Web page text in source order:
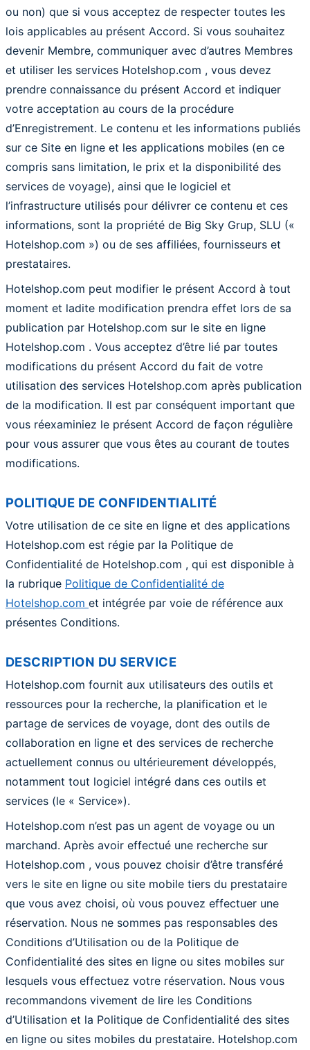
ou non) que si vous acceptez de respecter toutes les
lois applicables au présent Accord. Si vous souhaitez
devenir Membre, communiquer avec d’autres Membres
et utiliser les services Hotelshop.com , vous devez
prendre connaissance du présent Accord et indiquer
votre acceptation au cours de la procédure
d’Enregistrement. Le contenu et les informations publiés
sur ce Site en ligne et les applications mobiles (en ce
compris sans limitation, le prix et la disponibilité des
services de voyage), ainsi que le logiciel et
l’infrastructure utilisés pour délivrer ce contenu et ces
informations, sont la propriété de Big Sky Grup, SLU («
Hotelshop.com ») ou de ses affiliées, fournisseurs et
prestataires.
Hotelshop.com peut modifier le présent Accord à tout
moment et ladite modification prendra effet lors de sa
publication par Hotelshop.com sur le site en ligne
Hotelshop.com . Vous acceptez d’être lié par toutes
modifications du présent Accord du fait de votre
utilisation des services Hotelshop.com après publication
de la modification. Il est par conséquent important que
vous réexaminiez le présent Accord de façon régulière
pour vous assurer que vous êtes au courant de toutes
modifications.
POLITIQUE DE CONFIDENTIALITÉ
Votre utilisation de ce site en ligne et des applications
Hotelshop.com est régie par la Politique de
Confidentialité de Hotelshop.com , qui est disponible à
la rubrique Politique de Confidentialité de
Hotelshop.com et intégrée par voie de référence aux
présentes Conditions.
DESCRIPTION DU SERVICE
Hotelshop.com fournit aux utilisateurs des outils et
ressources pour la recherche, la planification et le
partage de services de voyage, dont des outils de
collaboration en ligne et des services de recherche
actuellement connus ou ultérieurement développés,
notamment tout logiciel intégré dans ces outils et
services (le « Service»).
Hotelshop.com n’est pas un agent de voyage ou un
marchand. Après avoir effectué une recherche sur
Hotelshop.com , vous pouvez choisir d’être transféré
vers le site en ligne ou site mobile tiers du prestataire
que vous avez choisi, où vous pouvez effectuer une
réservation. Nous ne sommes pas responsables des
Conditions d’Utilisation ou de la Politique de
Confidentialité des sites en ligne ou sites mobiles sur
lesquels vous effectuez votre réservation. Nous vous
recommandons vivement de lire les Conditions
d’Utilisation et la Politique de Confidentialité des sites
en ligne ou sites mobiles du prestataire. Hotelshop.com